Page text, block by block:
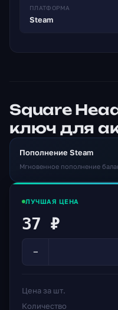
ПЛАТФОРМА
Steam
Square
ключ для
Пополнение Steam
Мгновенное пополнение
ЛУЧШАЯ ЦЕНА
37 ₽
−
Цена за шт.
Количество